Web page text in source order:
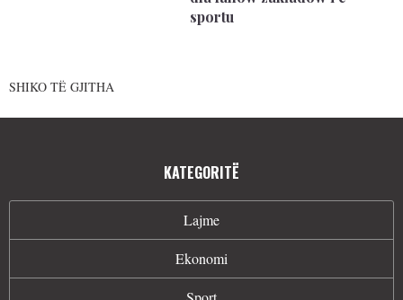
sportu
SHIKO TË GJITHA
KATEGORITË
Lajme
Ekonomi